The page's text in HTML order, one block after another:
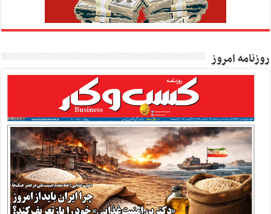
روزنامه امروز